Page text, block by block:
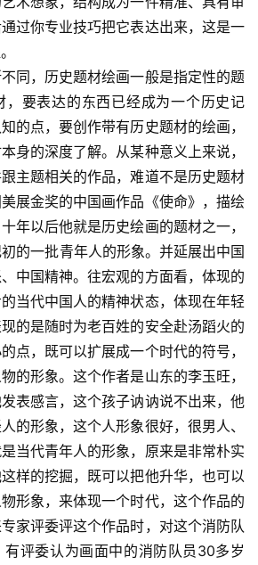
过你专业技巧把它表达出来，这是一
同，历史题材绘画一般是指定性的题
，要表达的东西已经成为一个历史记
的点，要创作带有历史题材的绘画，
身的深度了解。从某种意义上来说，
主题相关的作品，难道不是历史题材
展金奖的中国画作品《使命》，描绘
年以后他就是历史绘画的题材之一，
的一批青年人的形象。并延展出中国
中国精神。往宏观的方面看，体现的
当代中国人的精神状态，体现在年轻
的是随时为老百姓的安全赴汤蹈火的
点，既可以扩展成一个时代的符号，
的形象。这个作者是山东的李玉旺，
表感言，这个孩子讷讷说不出来，他
的形象，这个人形象很好，很男人、
当代青年人的形象，原来是非常朴实
样的挖掘，既可以把他升华，也可以
形象，来体现一个时代，这个作品的
家评委评这个作品时，对这个消防队
有评委认为画面中的消防队员30多岁